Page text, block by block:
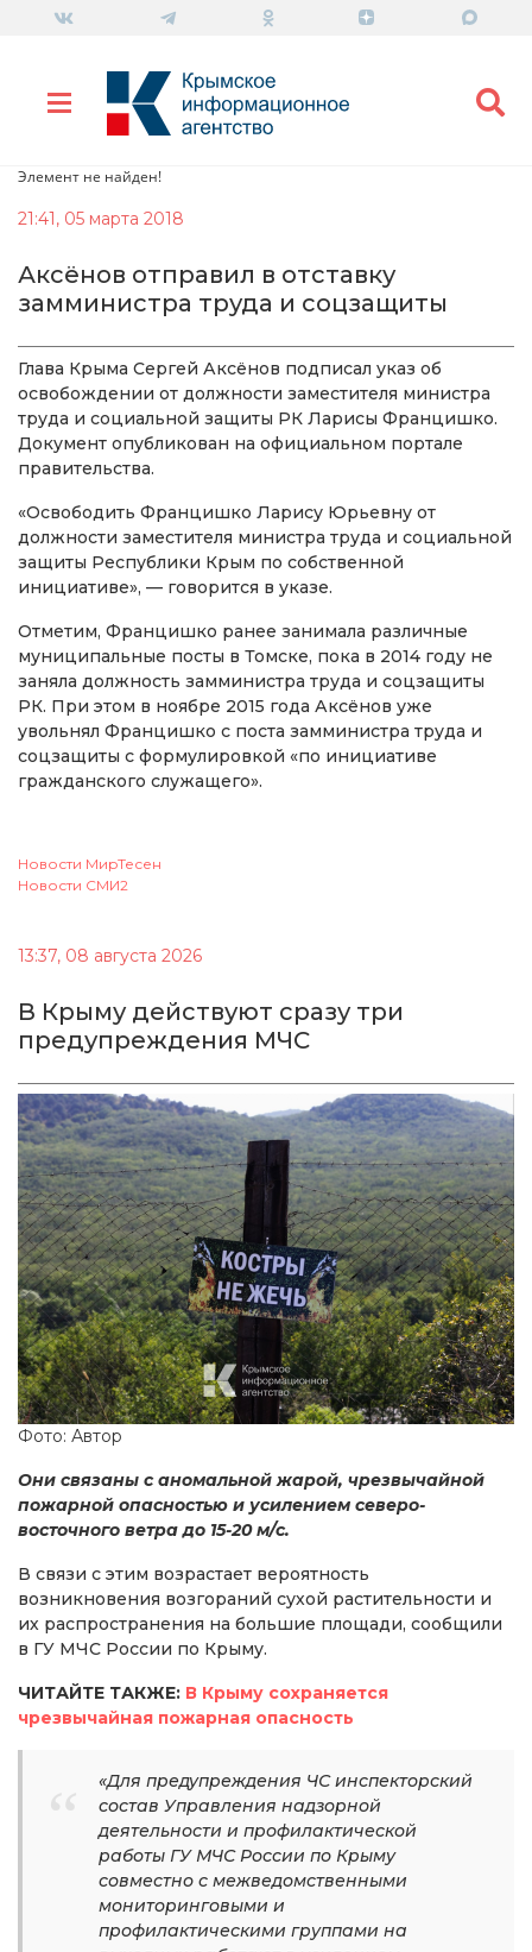
Элемент не найден!
21:41, 05 марта 2018
Аксёнов отправил в отставку
замминистра труда и соцзащиты
Глава Крыма Сергей Аксёнов подписал указ об
освобождении от должности заместителя министра
труда и социальной защиты РК Ларисы Францишко.
Документ опубликован на официальном портале
правительства.
«Освободить Францишко Ларису Юрьевну от
должности заместителя министра труда и социальной
защиты Республики Крым по собственной
инициативе», — говорится в указе.
Отметим, Францишко ранее занимала различные
муниципальные посты в Томске, пока в 2014 году не
заняла должность замминистра труда и соцзащиты
РК. При этом в ноябре 2015 года Аксёнов уже
увольнял Францишко с поста замминистра труда и
соцзащиты с формулировкой «по инициативе
гражданского служащего».
Новости МирТесен
Новости СМИ2
13:37, 08 августа 2026
В Крыму действуют сразу три
предупреждения МЧС
Фото: Автор
Они связаны с аномальной жарой, чрезвычайной
пожарной опасностью и усилением северо-
восточного ветра до 15-20 м/с.
В связи с этим возрастает вероятность
возникновения возгораний сухой растительности и
их распространения на большие площади, сообщили
в ГУ МЧС России по Крыму.
ЧИТАЙТЕ ТАКЖЕ: В Крыму сохраняется
чрезвычайная пожарная опасность
«Для предупреждения ЧС инспекторский
состав Управления надзорной
деятельности и профилактической
работы ГУ МЧС России по Крыму
совместно с межведомственными
мониторинговыми и
профилактическими группами на